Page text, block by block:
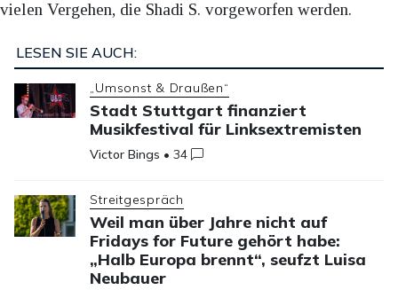
vielen Vergehen, die Shadi S. vorgeworfen werden.
LESEN SIE AUCH:
„Umsonst & Draußen“
Stadt Stuttgart finanziert
Musikfestival für Linksextremisten
Victor Bings •34
Streitgespräch
Weil man über Jahre nicht auf
Fridays for Future gehört habe:
„Halb Europa brennt“, seufzt Luisa
Neubauer